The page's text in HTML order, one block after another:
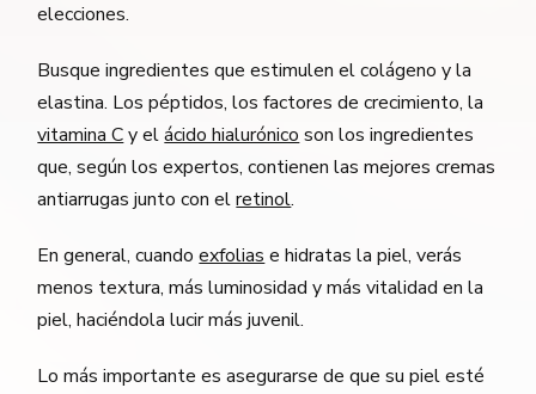
elecciones.
Busque ingredientes que estimulen el colágeno y la
elastina. Los péptidos, los factores de crecimiento, la
vitamina Cy elácido hialurónico son los ingredientes
que, según los expertos, contienen las mejores cremas
antiarrugas junto con elretinol.
En general, cuandoexfolias e hidratas la piel, verás
menos textura, más luminosidad y más vitalidad en la
piel, haciéndola lucir más juvenil.
Lo más importante es asegurarse de que su piel esté